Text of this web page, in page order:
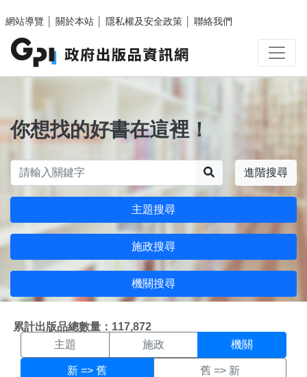
網站導覽
關於本站 隱私權及安全政策 聯絡我們
你想找的好書在這裡！
進階搜尋
主題搜尋
施政搜尋
機關搜尋
累計出版品總數量：117,872
機關搜尋結果頁面
主題 施政 機關
新 => 舊 舊 => 新